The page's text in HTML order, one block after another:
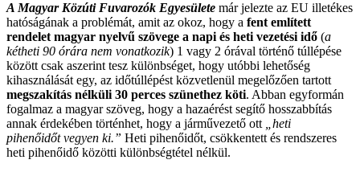
A Magyar Közúti Fuvarozók Egyesülete már jelezte az EU illetékes
hatóságának a problémát, amit az okoz, hogy a fent említett
rendelet magyar nyelvű szövege a napi és heti vezetési idő (a
kétheti 90 órára nem vonatkozik) 1 vagy 2 órával történő túllépése
között csak aszerint tesz különbséget, hogy utóbbi lehetőség
kihasználását egy, az időtúllépést közvetlenül megelőzően tartott
megszakítás nélküli 30 perces szünethez köti. Abban egyformán
fogalmaz a magyar szöveg, hogy a hazaérést segítő hosszabbítás
annak érdekében történhet, hogy a járművezető ott
„heti
pihenőidőt vegyen ki.” Heti pihenőidőt, csökkentett és rendszeres
heti pihenőidő közötti különbségtétel nélkül.